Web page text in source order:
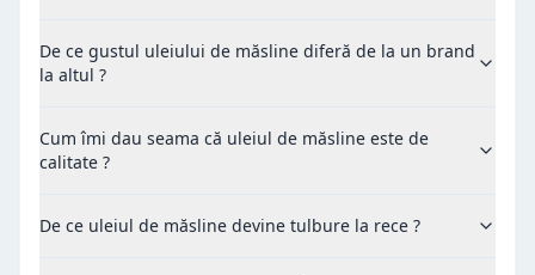
De ce gustul uleiului de măsline diferă de la un brand
la altul ?
Cum îmi dau seama că uleiul de măsline este de
calitate ?
De ce uleiul de măsline devine tulbure la rece ?